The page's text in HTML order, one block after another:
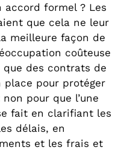
accord formel ? Les
que cela ne leur
meilleure façon de
coûteuse
des contrats de
pour protéger
pour que l’une
fait en clarifiant les
délais, en
et les frais et